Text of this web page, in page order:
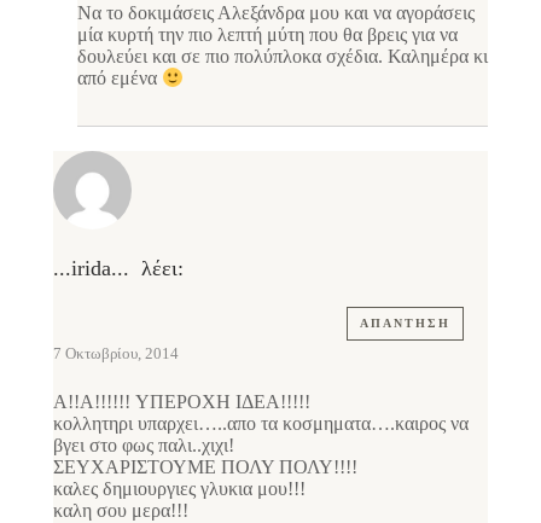
Να το δοκιμάσεις Αλεξάνδρα μου και να αγοράσεις
μία κυρτή την πιο λεπτή μύτη που θα βρεις για να
δουλεύει και σε πιο πολύπλοκα σχέδια. Καλημέρα κι
από εμένα
...irida... λέει:
ΑΠΆΝΤΗΣΗ
7 Οκτωβρίου, 2014
A!!A!!!!!! ΥΠΕΡΟΧΗ ΙΔΕΑ!!!!!
κολλητηρι υπαρχει…..απο τα κοσμηματα….καιρος να
βγει στο φως παλι..χιχι!
ΣΕΥΧΑΡΙΣΤΟΥΜΕ ΠΟΛΥ ΠΟΛΥ!!!!
καλες δημιουργιες γλυκια μου!!!
καλη σου μερα!!!